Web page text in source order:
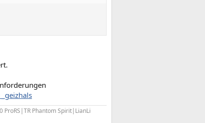
ProRS|TR Phantom Spirit|LianLi